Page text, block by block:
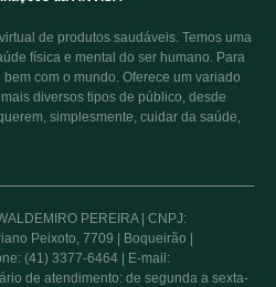
de produtos saudáveis. Temos uma
física e mental do ser humano. Para
com o mundo. Oferece um variado
diversos tipos de público, desde
simplesmente, cuidar da saúde,
PEREIRA | CNPJ:
Peixoto, 7709 | Boqueirão |
(41) 3377-6464 | E-mail:
de atendimento: de segunda a sexta-